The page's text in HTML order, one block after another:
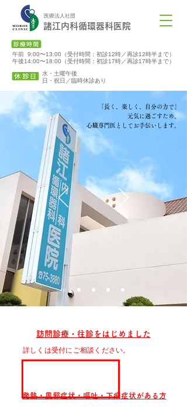
医療法人社団
諸江内科循環器科医院
午前 9:00〜13:00（受付時間：初診12時／再診12時半まで）
午後14:00〜18:00（受付時間：初診17時／再診17時半まで）
水・土曜午後
​日・祝日／臨時休診あり
「長く、楽しく、自分の力で」
元気に過ごすため、
心臓専門医としてお手伝いします。
訪問診療・往診をはじめました
詳しくは受付にご相談ください。
発熱・風邪症状・嘔吐・下痢症状がある方